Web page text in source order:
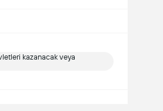
kazanacak veya